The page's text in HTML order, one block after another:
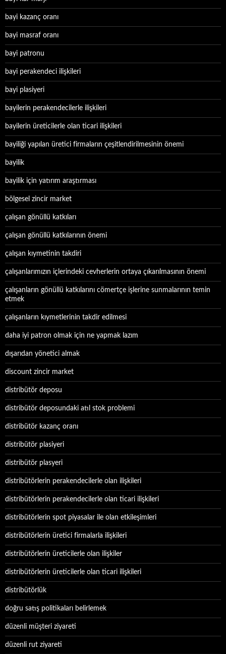
bayi kazanç oranı
bayi masraf oranı
bayi patronu
bayi perakendeci ilişkileri
bayi plasiyeri
bayilerin perakendecilerle ilişkileri
bayilerin üreticilerle olan ticari ilişkileri
bayiliği yapılan üretici firmaların çeşitlendirilmesinin önemi
bayilik
bayilik için yatırım araştırması
bölgesel zincir market
çalışan gönüllü katkıları
çalışan gönüllü katkılarının önemi
çalışan kıymetinin takdiri
çalışanlarımızın içlerindeki cevherlerin ortaya çıkarılmasının önemi
çalışanların gönüllü katkılarını cömertçe işlerine sunmalarının temin
etmek
çalışanların kıymetlerinin takdir edilmesi
daha iyi patron olmak için ne yapmak lazım
dışarıdan yönetici almak
discount zincir market
distribütör deposu
distribütör deposundaki atıl stok problemi
distribütör kazanç oranı
distribütör plasiyeri
distribütör plasyeri
distribütörlerin perakendecilerle olan ilişkileri
distribütörlerin perakendecilerle olan ticari ilişkileri
distribütörlerin spot piyasalar ile olan etkileşimleri
distribütörlerin üretici firmalarla ilişkileri
distribütörlerin üreticilerle olan ilişkiler
distribütörlerin üreticilerle olan ticari ilişkileri
distribütörlük
doğru satış politikaları belirlemek
düzenli müşteri ziyareti
düzenli rut ziyareti